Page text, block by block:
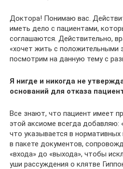
Доктора! Понимаю вас.
иметь дело с пациентами,
соглашаются. Действительно,
«хочет жить с положительными
посмотрим на данную тему с
Я нигде и никогда не
оснований для отказа
Все знают, что пациент имеет
этой аксиоме всегда добавляю:
что указывается в
в пакете документов,
«входа» до «выхода», чтобы
уши рассуждения о клятве